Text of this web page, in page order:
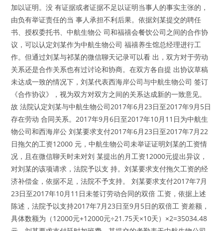
加以证明。没 有证据或者证据不足以证明当事人的事实主张的，
由负有举证责任的当 事人承担不利后果。依据刘某提交的聘任
书、授权委托书、中航生物公 司和福禧会餐饮公司之间的合作协
议，可以认定刘某作为中航生物公司 福禧养生馆总经理进行工
作。但通过刘某与祁某的微信聊天记录可以看 出，双方对于劳动
关系还是合作关系也有过讨论和协商。在双方各自提 出协议草稿
未达成一致的情况下，刘某代表西海岸公司与中航生物公司 签订
《合作协议》，视为双方对双方之间的关系达成新的一致意见。
故 法院认定刘某与中航生物公司2017年6月23日至2017年9月5日
存在劳动 合同关系。2017年9月6日至2017年10月11日为中航生
物公司和西海岸公 刘某要求支付2017年6月23日至2017年7月22
日拖欠的工资12000 元，中航生物公司未举证证明刘某的工资情
况，且在微信聊天时未对刘 某提出的月工资12000元提出异议，
对刘某的该项请求，法院予以支 持。刘某要求支付拖欠工资的经
济补偿金，依据不足，法院不予支持。 刘某要求支付2017年7月
23日至2017年10月11日未签订劳动合同的双倍 工资，依据上述
陈述，法院予以支持2017年7月23日至9月5日的双倍工 资差额，
具体数额为（12000元+12000元÷21.75天×10天）×2=35034.48